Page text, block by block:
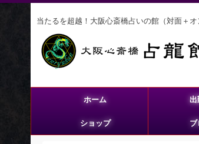
当たるを超越！大阪心斎橋占いの館（対面＋オ
ホーム 出
ショップ